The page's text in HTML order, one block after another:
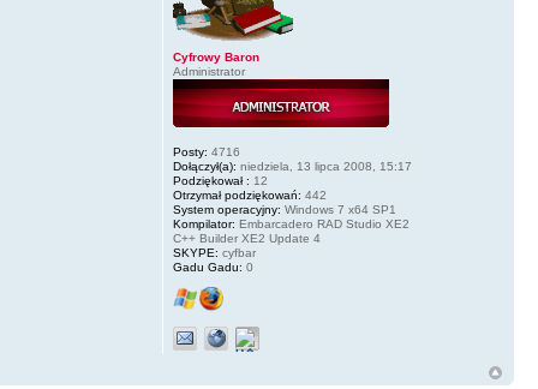
Cyfrowy Baron
Administrator
Posty: 4716
Dołączył(a): niedziela, 13 lipca 2008, 15:17
Podziękował : 12
Otrzymał podziękowań: 442
System operacyjny: Windows 7 x64 SP1
Kompilator: Embarcadero RAD Studio XE2
C++ Builder XE2 Update 4
SKYPE: cyfbar
Gadu Gadu: 0